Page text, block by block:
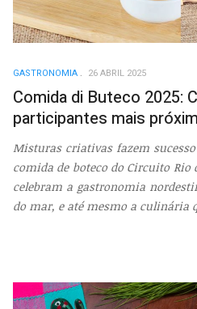
GASTRONOMIA 26 ABRIL 2025
Comida di Buteco 2025:
participantes mais
Misturas criativas fazem
comida de boteco do Circuito Rio
celebram a gastronomia
do mar, e até mesmo a culinária